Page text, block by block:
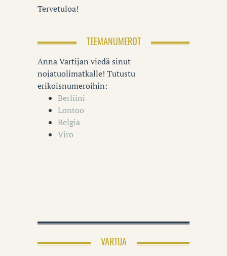
Tervetuloa!
TEEMANUMEROT
Anna Vartijan viedä sinut
nojatuolimatkalle! Tutustu
erikoisnumeroihin:
Berliini
Lontoo
Belgia
Viro
VARTIJA